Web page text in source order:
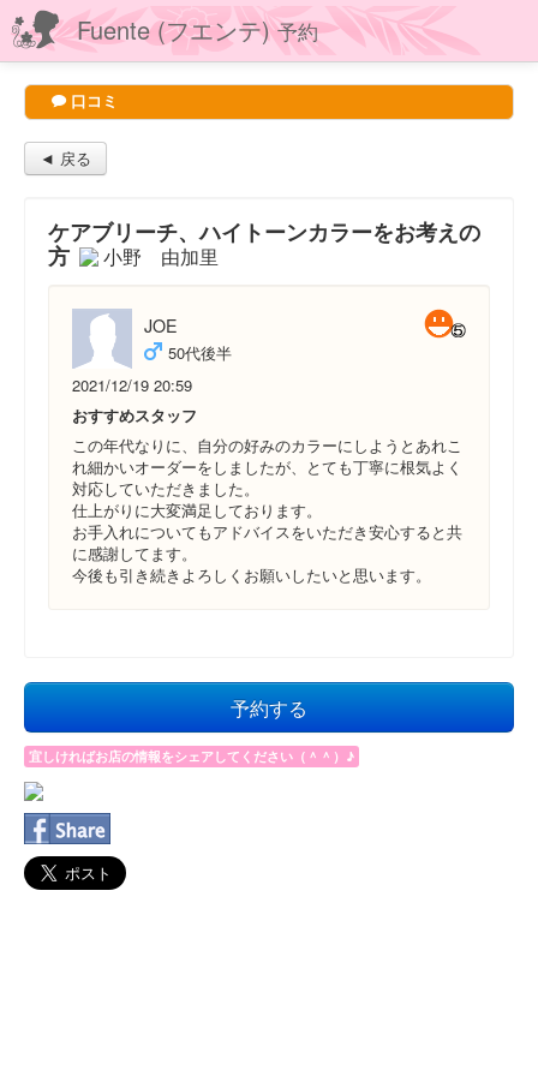
Fuente (フエンテ)予約
口コミ
◄ 戻る
ケアブリーチ、ハイトーンカラーをお考えの
方 小野 由加里
JOE
50代後半
2021/12/19 20:59
おすすめスタッフ
この年代なりに、自分の好みのカラーにしようとあれこ
れ細かいオーダーをしましたが、とても丁寧に根気よく
対応していただきました。
仕上がりに大変満足しております。
お手入れについてもアドバイスをいただき安心すると共
に感謝してます。
今後も引き続きよろしくお願いしたいと思います。
予約する
宜しければお店の情報をシェアしてください（＾＾）♪